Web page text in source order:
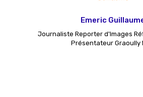
Emeric
Journaliste Reporter d'Images
Présentateur Graoully